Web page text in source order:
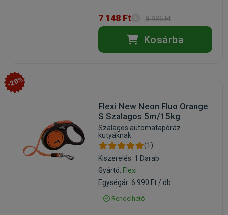
7 148 Ft 8 935 Ft
Kosárba
-20%
Flexi New Neon Fluo Orange
S Szalagos 5m/15kg
Szalagos automatapóráz
kutyáknak
(1)
Kiszerelés: 1 Darab
Gyártó: Flexi
Egységár: 6 990 Ft / db
Rendelhető